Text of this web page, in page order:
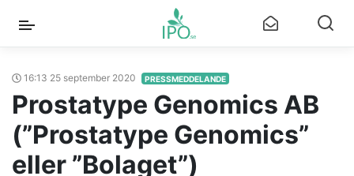
16:13 25 september 2020 PRESSMEDDELANDE
Prostatype Genomics AB
(”Prostatype Genomics”
eller ”Bolaget”)